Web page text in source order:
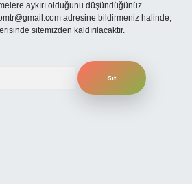
aykırı olduğunu düşündüğünüz
adresine bildirmeniz halinde,
sitemizden kaldırılacaktır.